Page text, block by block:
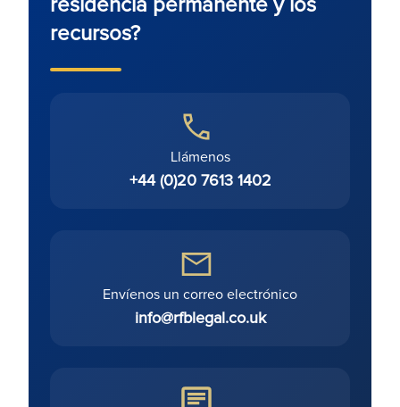
recursos?
Llámenos
+44 (0)20 7613 1402
Envíenos un correo electrónico
info@rfblegal.co.uk